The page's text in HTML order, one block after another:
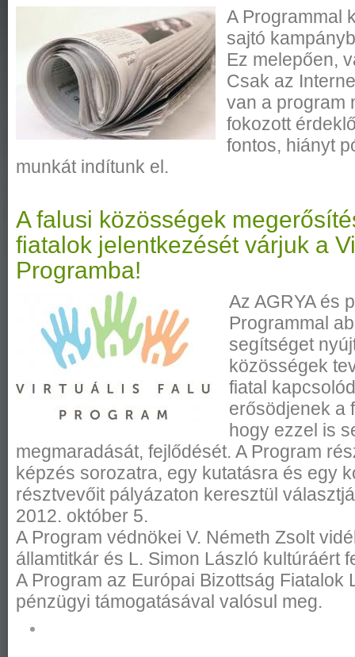
A Programmal
sajtó
Ez melepően,
Csak az
van a program
fokozott
fontos, hiányt
munkát indítunk el.
A falusi közösségek
fiatalok jelentkezését várjuk a
Programba!
Az AGRYA és
Programmal
segítséget
közösségek
fiatal
erősödjenek a
hogy ezzel is
megmaradását, fejlődését. A Program
képzés sorozatra, egy kutatásra és egy
résztvevőit pályázaton keresztül
2012. október 5.
A Program védnökei V. Németh Zsolt
államtitkár és L. Simon László kultúráért
A Program az Európai Bizottság Fiatalok
pénzügyi támogatásával valósul meg.